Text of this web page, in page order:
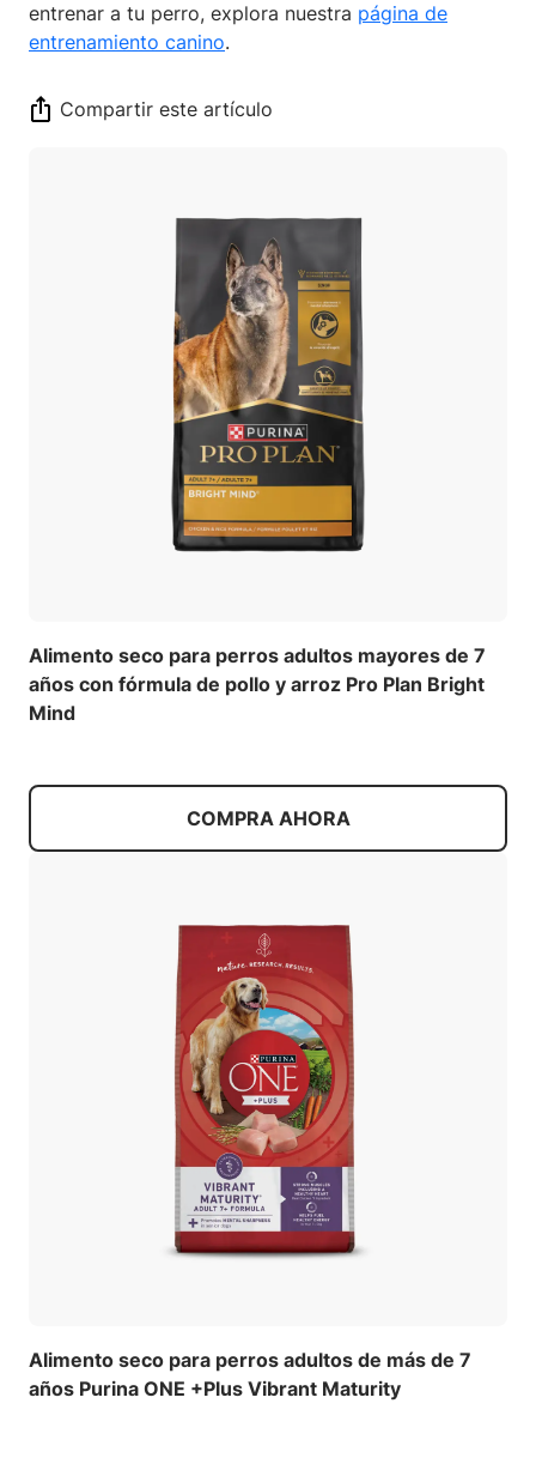
entrenar a tu perro, explora nuestra página de
entrenamiento canino.
Compartir este artículo
Alimento seco para perros adultos mayores de 7
años con fórmula de pollo y arroz Pro Plan Bright
Mind
COMPRA AHORA
Alimento seco para perros adultos de más de 7
años Purina ONE +Plus Vibrant Maturity